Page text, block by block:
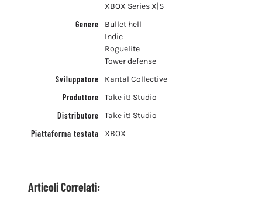
XBOX Series X|S
Genere
Bullet hell
Indie
Roguelite
Tower defense
Sviluppatore
Kantal Collective
Produttore
Take it! Studio
Distributore
Take it! Studio
Piattaforma testata
XBOX
Articoli Correlati: